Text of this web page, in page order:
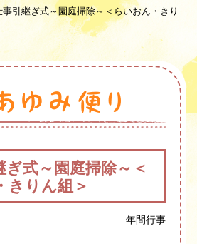
事引継ぎ式～園庭掃除～＜らいおん・きり
ぎ式～園庭掃除～＜
きりん組＞
年間行事